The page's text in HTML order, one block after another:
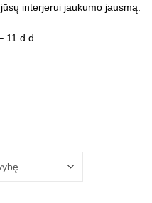
interjerui jaukumo jausmą.
11 d.d.